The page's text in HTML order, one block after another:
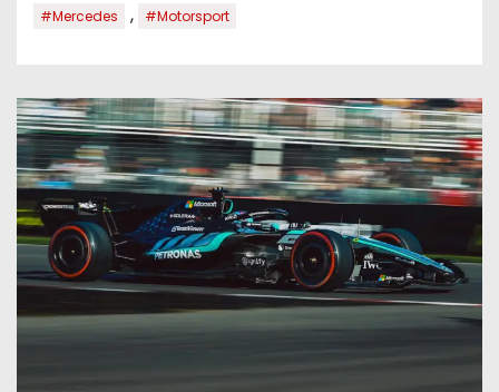
#Mercedes , #Motorsport